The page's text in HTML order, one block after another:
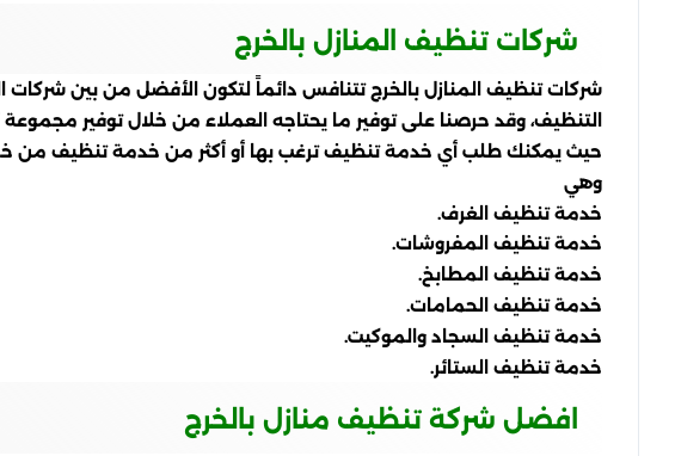
شركات تنظيف المنازل بالخرج
شركات تنظيف المنازل بالخرج تتنافس دائماً لتكون الأفضل من بين شركات
التنظيف، وقد حرصنا على توفير ما يحتاجه العملاء من خلال توفير
حيث يمكنك طلب أي خدمة تنظيف ترغب بها أو أكثر من خدمة تنظيف من
وهي
خدمة تنظيف الغرف.
خدمة تنظيف المفروشات.
خدمة تنظيف المطابخ.
خدمة تنظيف الحمامات.
خدمة تنظيف السجاد والموكيت.
خدمة تنظيف الستائر.
افضل شركة تنظيف منازل بالخرج